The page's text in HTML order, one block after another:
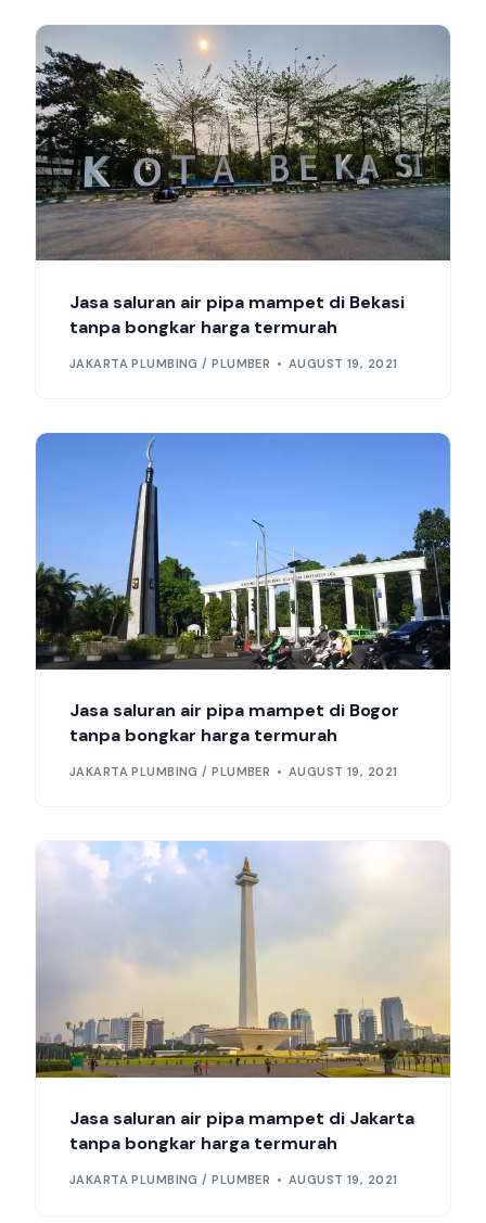
Jasa saluran air pipa mampet di Bekasi
tanpa bongkar harga termurah
JAKARTA PLUMBING / PLUMBER AUGUST 19, 2021
Jasa saluran air pipa mampet di Bogor
tanpa bongkar harga termurah
JAKARTA PLUMBING / PLUMBER AUGUST 19, 2021
Jasa saluran air pipa mampet di Jakarta
tanpa bongkar harga termurah
JAKARTA PLUMBING / PLUMBER AUGUST 19, 2021